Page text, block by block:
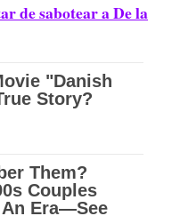
de sabotear a De la